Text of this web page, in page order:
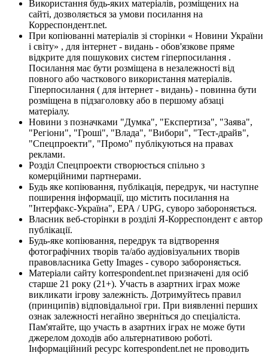
Використання будь-яких матеріалів, розміщених на
сайті, дозволяється за умови посилання на
Корреспондент.net.
При копіюванні матеріалів зі сторінки « Новини України
і світу» , для інтернет - видань - обов'язкове пряме
відкрите для пошукових систем гіперпосилання .
Посилання має бути розміщена в незалежності від
повного або часткового використання матеріалів.
Гіперпосилання ( для інтернет - видань) - повинна бути
розміщена в підзаголовку або в першому абзаці
матеріалу.
Новини з позначками "Думка", "Експертиза", "Заява",
"Регіони", "Гроші", "Влада", "Вибори", "Тест-драйв",
"Спецпроекти", "Промо" публікуються на правах
реклами.
Розділ Спецпроекти створюється спільно з
комерційними партнерами.
Будь яке копіювання, публікація, передрук, чи наступне
поширення інформації, що містить посилання на
"Інтерфакс-Україна", EPA / UPG, суворо забороняється.
Власник веб-сторінки в розділі Я-Корреспондент є автор
публікації.
Будь-яке копіювання, передрук та відтворення
фотографічних творів та/або аудіовізуальних творів
правовласника Getty Images - суворо забороняється.
Матеріали сайту korrespondent.net призначені для осіб
старше 21 року (21+). Участь в азартних іграх може
викликати ігрову залежність. Дотримуйтесь правил
(принципів) відповідальної гри. При виявленні перших
ознак залежності негайно зверніться до спеціаліста.
Пам'ятайте, що участь в азартних іграх не може бути
джерелом доходів або альтернативою роботі.
Інформаційний ресурс korrespondent.net не проводить